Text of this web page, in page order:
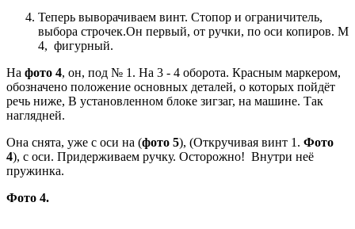
Теперь выворачиваем винт. Стопор и ограничитель,
выбора строчек.Он первый, от ручки, по оси копиров. М
4, фигурный.
На фото 4, он, под № 1. На 3 - 4 оборота. Красным маркером,
обозначено положение основных деталей, о которых пойдёт
речь ниже, В установленном блоке зигзаг, на машине. Так
наглядней.
Она снята, уже с оси на (фото 5), (Откручивая винт 1. Фото
4), с оси. Придерживаем ручку. Осторожно! Внутри неё
пружинка.
Фото 4.